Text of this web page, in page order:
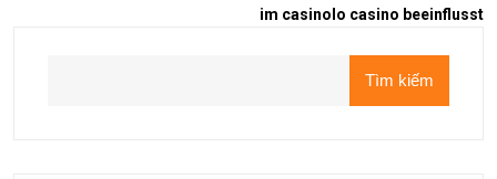
im casinolo casino beeinflusst
Tìm kiếm